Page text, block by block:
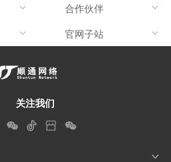
合作伙伴
官网子站
关注我们